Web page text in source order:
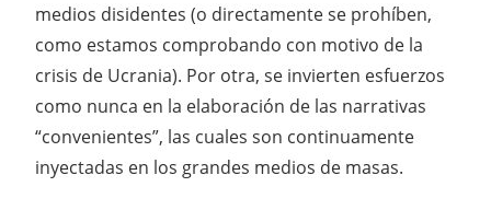
medios disidentes (o directamente se prohíben,
como estamos comprobando con motivo de la
crisis de Ucrania). Por otra, se invierten esfuerzos
como nunca en la elaboración de las narrativas
“convenientes”, las cuales son continuamente
inyectadas en los grandes medios de masas.